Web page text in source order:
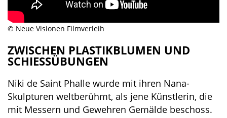
© Neue Visionen Filmverleih
ZWISCHEN PLASTIKBLUMEN UND
SCHIESSÜBUNGEN
Niki de Saint Phalle wurde mit ihren Nana-
Skulpturen weltberühmt, als jene Künstlerin, die
mit Messern und Gewehren Gemälde beschoss.